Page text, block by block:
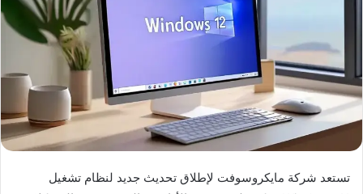
تستعد شركة مايكروسوفت لإطلاق تحديث جديد لنظام تشغيل